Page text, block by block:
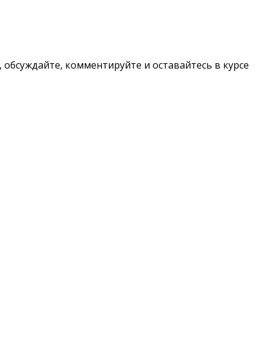
комментируйте и оставайтесь в курсе